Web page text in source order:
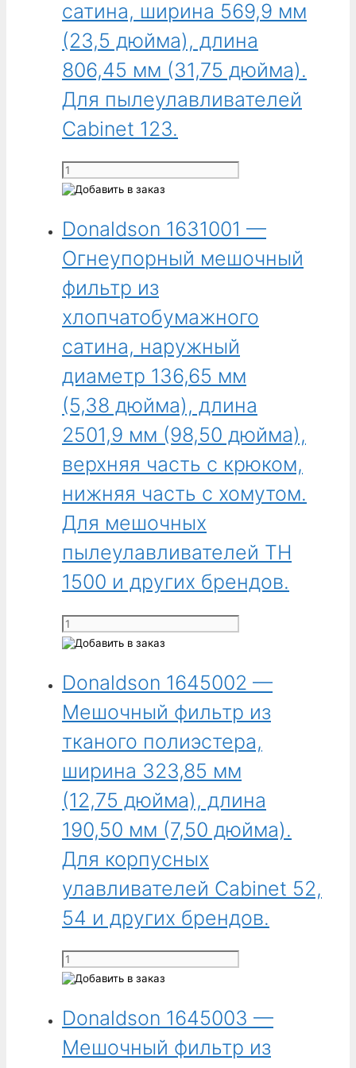
длина
787,40 мм
(31,00 дюйма).
Для
корпусных
улавливателей
Cabinet
90,
123,
124,
130,
140
и
других
брендов.
сатина, ширина 569,9 мм
(23,5 дюйма), длина
806,45 мм (31,75 дюйма).
Для пылеулавливателей
Cabinet 123.
Количество
товара
1179300
Огнеупорный
фильтр
из
хлопчатобумажного
сатина,
ширина
569,9 мм
(23,5 дюйма),
длина
806,45 мм
Для
пылеулавливателей
Cabinet
123.
Donaldson 1631001 —
Огнеупорный мешочный
фильтр из
хлопчатобумажного
сатина, наружный
диаметр 136,65 мм
(5,38 дюйма), длина
2501,9 мм (98,50 дюйма),
верхняя часть с крюком,
нижняя часть с хомутом.
Для мешочных
пылеулавливателей TH
1500 и других брендов.
Количество
товара
1631001
-
Огнеупорный
мешочный
фильтр
из
хлопчатобумажного
сатина,
наружный
диаметр
136,65 мм
(5,38 дюйма),
длина
2501,9 мм
верхняя
часть
крюком,
нижняя
часть
Donaldson 1645002 —
Мешочный фильтр из
тканого полиэстера,
ширина 323,85 мм
(12,75 дюйма), длина
190,50 мм (7,50 дюйма).
Для корпусных
улавливателей Cabinet 52,
54 и других брендов.
Количество
товара
1645002
Мешочный
Donaldson 1645003 —
Мешочный фильтр из